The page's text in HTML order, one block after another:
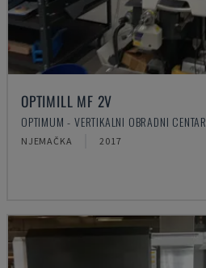
OPTIMILL MF 2V
OPTIMUM - VERTIKALNI OBRADNI CENTAR
NJEMAČKA 2017